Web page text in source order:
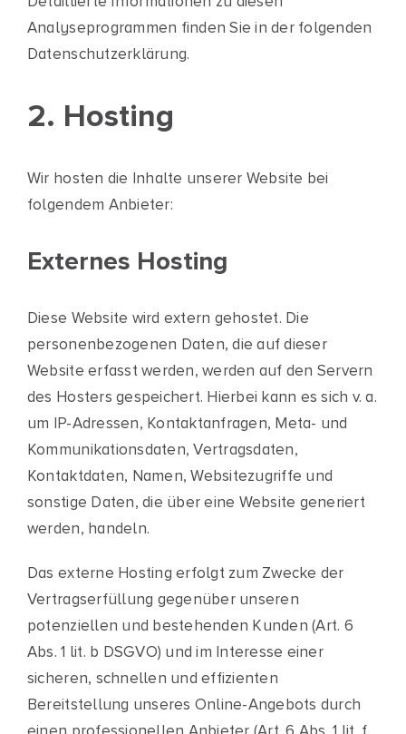
Analyseprogrammen finden Sie in der folgenden
Datenschutzerklärung.
2. Hosting
Wir hosten die Inhalte unserer Website bei
folgendem Anbieter:
Externes Hosting
Diese Website wird extern gehostet. Die
personenbezogenen Daten, die auf dieser
Website erfasst werden, werden auf den Servern
des Hosters gespeichert. Hierbei kann es sich v. a.
um IP-Adressen, Kontaktanfragen, Meta- und
Kommunikationsdaten, Vertragsdaten,
Kontaktdaten, Namen, Websitezugriffe und
sonstige Daten, die über eine Website generiert
werden, handeln.
Das externe Hosting erfolgt zum Zwecke der
Vertragserfüllung gegenüber unseren
potenziellen und bestehenden Kunden (Art. 6
Abs. 1 lit. b DSGVO) und im Interesse einer
sicheren, schnellen und effizienten
Bereitstellung unseres Online-Angebots durch